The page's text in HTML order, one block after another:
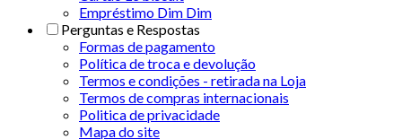
Empréstimo Dim Dim
Perguntas e Respostas
Formas de pagamento
Política de troca e devolução
Termos e condições - retirada na Loja
Termos de compras internacionais
Politica de privacidade
Mapa do site